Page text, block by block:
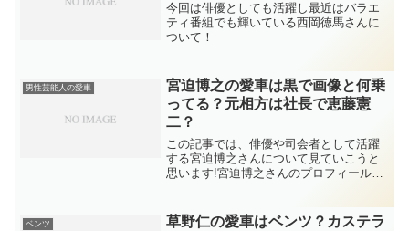
今回は俳優としても活躍し最近はバラエ
ティ番組でも輝いている西岡徳馬さんに
ついて！
男性芸能人の愛車
宮迫博之の愛車は黒で画像と何乗
ってる？元相方は社長で恵藤憲
二？
この記事では、俳優や司会者として活躍
する宮迫博之さんについて見ていこうと
思います!宮迫博之さんのプロフィールが
ベンツ
草野仁の愛車はベンツ？カステラ